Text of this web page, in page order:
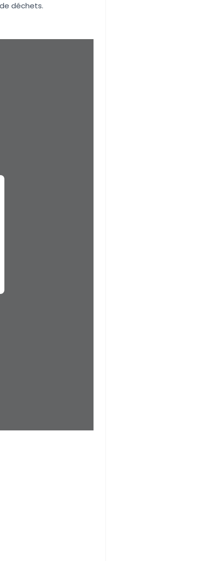
déchets.